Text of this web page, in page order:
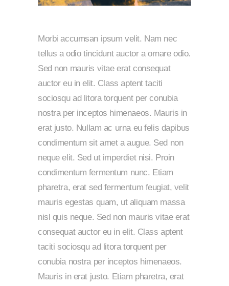
Morbi accumsan ipsum velit. Nam nec
tellus a odio tincidunt auctor a ornare odio.
Sed non mauris vitae erat consequat
auctor eu in elit. Class aptent taciti
sociosqu ad litora torquent per conubia
nostra per inceptos himenaeos. Mauris in
erat justo. Nullam ac urna eu felis dapibus
condimentum sit amet a augue. Sed non
neque elit. Sed ut imperdiet nisi. Proin
condimentum fermentum nunc. Etiam
pharetra, erat sed fermentum feugiat, velit
mauris egestas quam, ut aliquam massa
nisl quis neque. Sed non mauris vitae erat
consequat auctor eu in elit. Class aptent
taciti sociosqu ad litora torquent per
conubia nostra per inceptos himenaeos.
Mauris in erat justo. Etiam pharetra, erat